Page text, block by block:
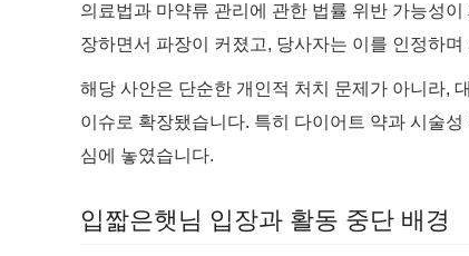
의료법과 마약류 관리에 관한 법률 위반 가능성
장하면서 파장이 커졌고, 당사자는 이를 인정하
해당 사안은 단순한 개인적 처치 문제가 아니라,
이슈로 확장됐습니다. 특히 다이어트 약과 시술
심에 놓였습니다.
입짧은햇님 입장과 활동 중단 배경